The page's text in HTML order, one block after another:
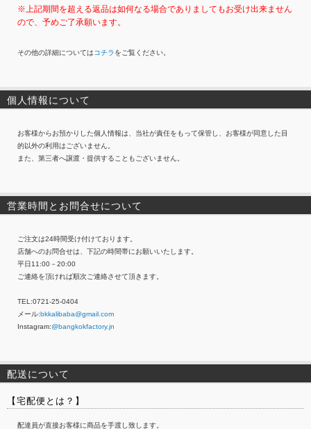
※上記期間を超える返品は如何なる場合でありましてもお受け出来ません
ので、予めご了承願います。
その他の詳細についてはコチラをご覧ください。
個人情報について
お客様からお預かりした個人情報は、当社が責任をもって保管し、お客様が同意した目
的以外の利用はございません。
また、第三者へ譲渡・提供することもございません。
営業時間とお問合せについて
ご注文は24時間受け付けております。
店舗へのお問合せは、下記の時間帯にお願いいたします。
平日11:00－20:00
ご連絡を頂ければ順次ご連絡させて頂きます。
TEL:0721-25-0404
メール:bkkalibaba@gmail.com
Instagram:@bangkokfactory.jn
配送について
【宅配便とは？】
配達員が直接お客様に商品を手渡し致します。